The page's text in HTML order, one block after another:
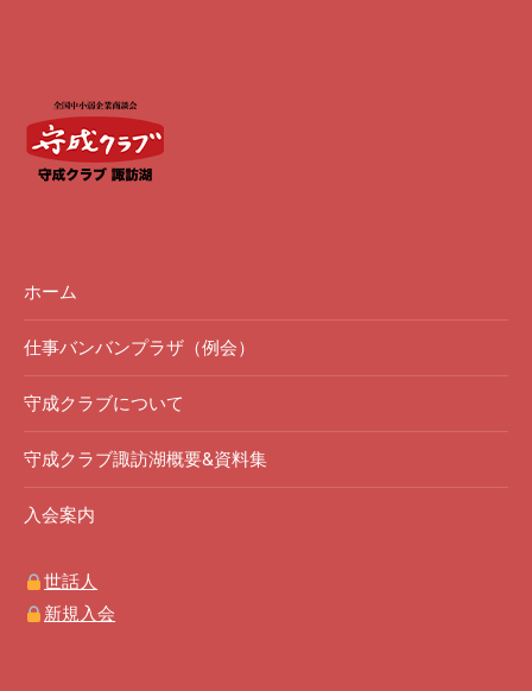
ホーム
仕事バンバンプラザ（例会）
守成クラブについて
守成クラブ諏訪湖概要&資料集
入会案内
世話人
新規入会